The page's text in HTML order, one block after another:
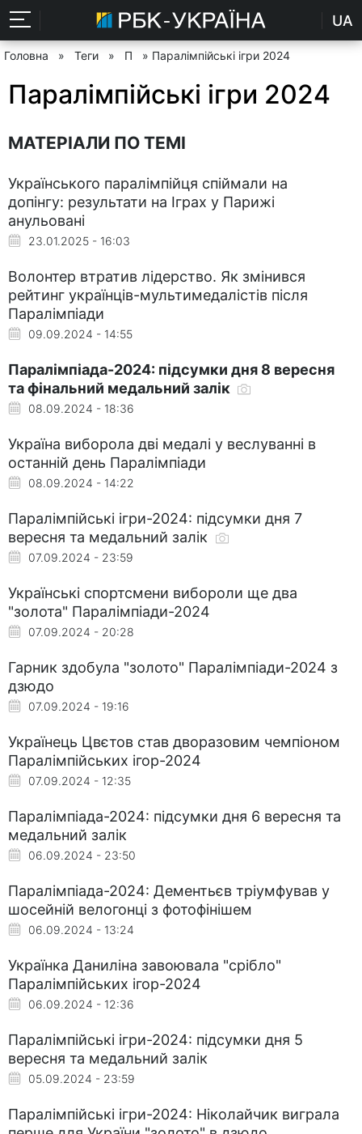
UA
Головна » Теги » П » Паралімпійські ігри 2024
Паралімпійські ігри 2024
МАТЕРІАЛИ ПО ТЕМІ
Українського паралімпійця спіймали на
допінгу: результати на Іграх у Парижі
анульовані
23.01.2025 - 16:03
Волонтер втратив лідерство. Як змінився
рейтинг українців-мультимедалістів після
Паралімпіади
09.09.2024 - 14:55
Паралімпіада-2024: підсумки дня 8 вересня
та фінальний медальний залік
08.09.2024 - 18:36
Україна виборола дві медалі у веслуванні в
останній день Паралімпіади
08.09.2024 - 14:22
Паралімпійські ігри-2024: підсумки дня 7
вересня та медальний залік
07.09.2024 - 23:59
Українські спортсмени вибороли ще два
"золота" Паралімпіади-2024
07.09.2024 - 20:28
Гарник здобула "золото" Паралімпіади-2024 з
дзюдо
07.09.2024 - 19:16
Українець Цвєтов став дворазовим чемпіоном
Паралімпійських ігор-2024
07.09.2024 - 12:35
Паралімпіада-2024: підсумки дня 6 вересня та
медальний залік
06.09.2024 - 23:50
Паралімпіада-2024: Дементьєв тріумфував у
шосейній велогонці з фотофінішем
06.09.2024 - 13:24
Українка Даниліна завоювала "срібло"
Паралімпійських ігор-2024
06.09.2024 - 12:36
Паралімпійські ігри-2024: підсумки дня 5
вересня та медальний залік
05.09.2024 - 23:59
Паралімпійські ігри-2024: Ніколайчик виграла